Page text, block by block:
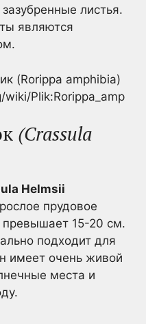
листья.
являются
Plik:Rorippa_amp
(Crassula
Helmsii
прудовое
15-20 см.
подходит для
имеет очень живой
места и